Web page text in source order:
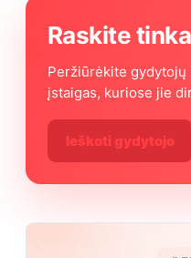
Raskite
Peržiūrėkite
įstaigas, kuriose jie
Ieškoti gydytojo